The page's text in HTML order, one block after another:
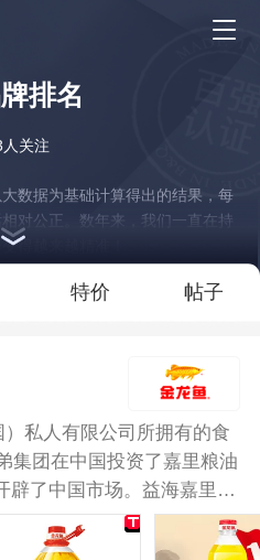
排名
人关注
数据为基础计算得出的结果，每
对公正。数年来，我们一直在持
得越来越精准！
特价 帖子
）私人有限公司所拥有的食
集团在中国投资了嘉里粮油
辟了中国市场。益海嘉里是
公司，是世界最大的小包装
以来，金龙鱼系列产品涵盖